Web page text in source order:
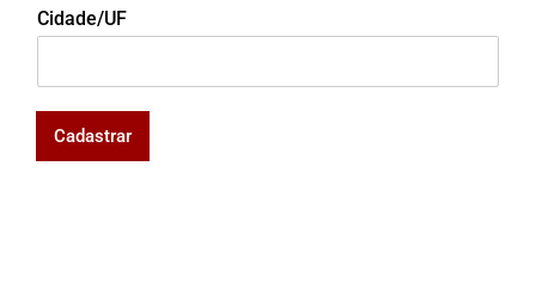
Cidade/UF
Cadastrar